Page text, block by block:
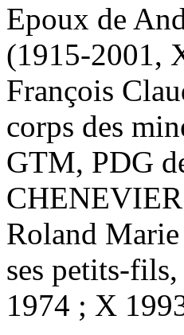
Epoux de
(1915-2001,
François
corps des
GTM, PDG
Roland
ses petits-
1974 ; X